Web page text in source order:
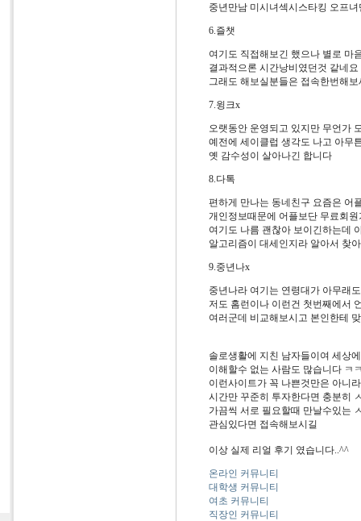
중년만남 미시녀섹시스타킹 오프녀
6.즐챗
여기도 직접해보긴 했으나 별로 마
결과적으론 시간낭비였던것 같네요
그래도 해보실분들은 접속한번해보
7.윙크x
오랫동안 운영되고 있지만 무언가
예전에 세이클럽 생각도 나고 아무
옛 감수성이 살아나긴 합니다
8.다톡
편하게 만나는 동네친구 요즘은 어
개인정보때문에 어플보단 무료회
여기도 나름 괜찮아 보이긴하는데
알고리즘이 대세인지라 알아서 찾
9.중년나x
중년나라 여기는 연령대가 아무래
저도 홈런이나 이런건 첫번째에서
여러군데 비교해보시고 본인한테
솔로생활에 지친 남자들이여 세상
이해할수 없는 사람도 많습니다 ㅋ
이런사이트가 꼭 나쁜것만은 아니
시간만 꾸준히 투자한다면 충분히
가끔씩 서로 필요할때 만날수있는
관심있다면 접속해보시길
이상 실제 리얼 후기 였습니다..^^
온라인 커뮤니티
대학생 커뮤니티
여초 커뮤니티
직장인 커뮤니티